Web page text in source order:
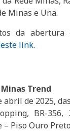
Minas e Una.
da abertura
link.
Trend
abril de 2025,
BR-
Piso Ouro Preto